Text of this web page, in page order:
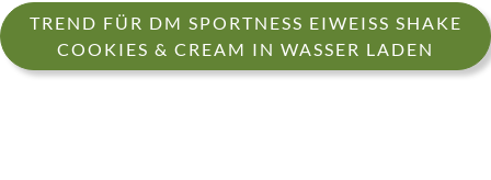
TREND FÜR DM SPORTNESS EIWEISS SHAKE
COOKIES & CREAM IN WASSER LADEN